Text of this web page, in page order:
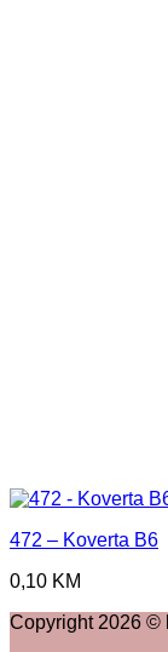
472 – Koverta B6
0,10 KM
Copyright 2026 ©